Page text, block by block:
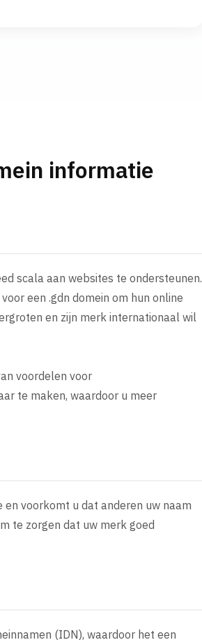
informatie
scala aan websites te ondersteunen.
een .gdn domein om hun online
en zijn merk internationaal wil
voordelen voor
te maken, waardoor u meer
voorkomt u dat anderen uw naam
te zorgen dat uw merk goed
(IDN), waardoor het een